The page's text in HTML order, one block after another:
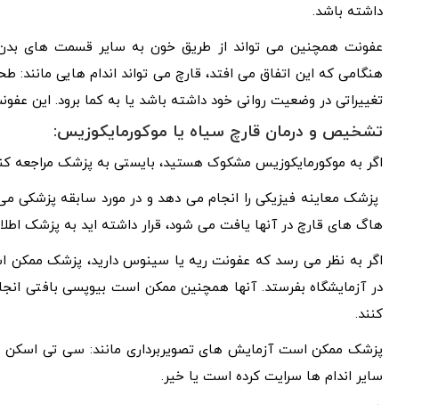
داشته باشد.
عفونت همچنین می تواند از طریق خون به سایر قسمت های بدن
هنگامی که این اتفاق می افتد، قارچ می تواند اندام هایی
تغییراتی در وضعیت روانی خود داشته باشد یا به کما برود. این
تشخیص و درمان قارچ سیاه یا موکورمایکوزیس:
اگر به موکورمایکوزیس مشکوک هستید، بایستی به پزشک مراجعه
پزشک معاینه فیزیکی را انجام می دهد و در مورد سابقه پزشکی
هاگ های قارچ در آنها یافت می شود، قرار داشته اید به پزشک
اگر به نظر می رسد که عفونت ریه یا سینوس دارید، پزشک ممکن
در آزمایشگاه بفرستد. آنها همچنین ممکن است بیوپسی بافتی
کنند.
پزشک ممکن است آزمایش های تصویربرداری مانند: سی تی اسکن
سایر اندام ها سرایت کرده است یا خیر.